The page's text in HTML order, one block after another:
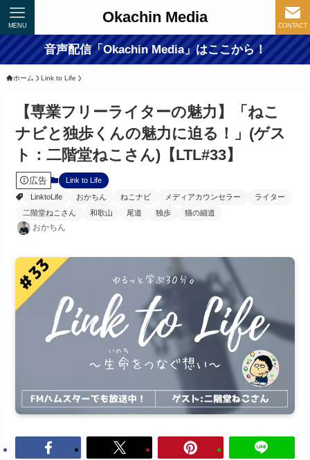
Okachin Media CONTACT
MENU
音声配信「Okachin Media」はここから！
ホーム Link to Life
【専業フリーライターの魅力】「ねこ
ナビと独歩くんの魅力に迫る！」(ゲス
ト：二階堂ねこさん)【LTL#33】
広告
Link to Life
LinktoLife
おかちん ねこナビ メディアカウンセラー
ライター
二階堂ねこさん
和歌山 尾道 独歩 猫の細道
おかちん